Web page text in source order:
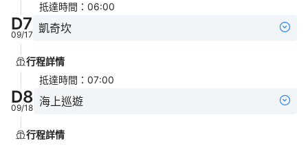
抵達時間 ： 06:00
D7
09/17 凱奇坎
行程詳情
抵達時間 ： 07:00
D8
09/18 海上巡遊
行程詳情